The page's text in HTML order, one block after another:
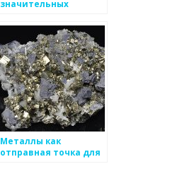
значительных
Металлы как
отправная точка для